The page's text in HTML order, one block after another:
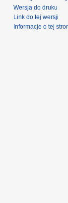
Wersja do druku
Link do tej wersji
Informacje o tej